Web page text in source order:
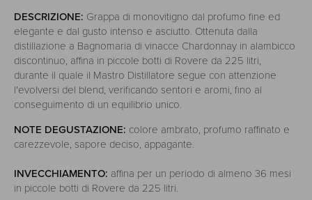
DESCRIZIONE: Grappa di monovitigno dal profumo fine ed
elegante e dal gusto intenso e asciutto. Ottenuta dalla
distillazione a Bagnomaria di vinacce Chardonnay in alambicco
discontinuo, affina in piccole botti di Rovere da 225 litri,
durante il quale il Mastro Distillatore segue con attenzione
l'evolversi del blend, verificando sentori e aromi, fino al
conseguimento di un equilibrio unico.
NOTE DEGUSTAZIONE: colore ambrato, profumo raffinato e
carezzevole, sapore deciso, appagante.
INVECCHIAMENTO: affina per un periodo di almeno 36 mesi
in piccole botti di Rovere da 225 litri.